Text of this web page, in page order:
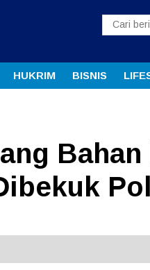
HUKRIM BISNIS
Bahan